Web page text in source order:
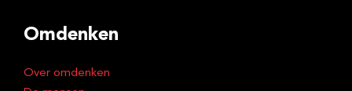
Omdenken
Over omdenken